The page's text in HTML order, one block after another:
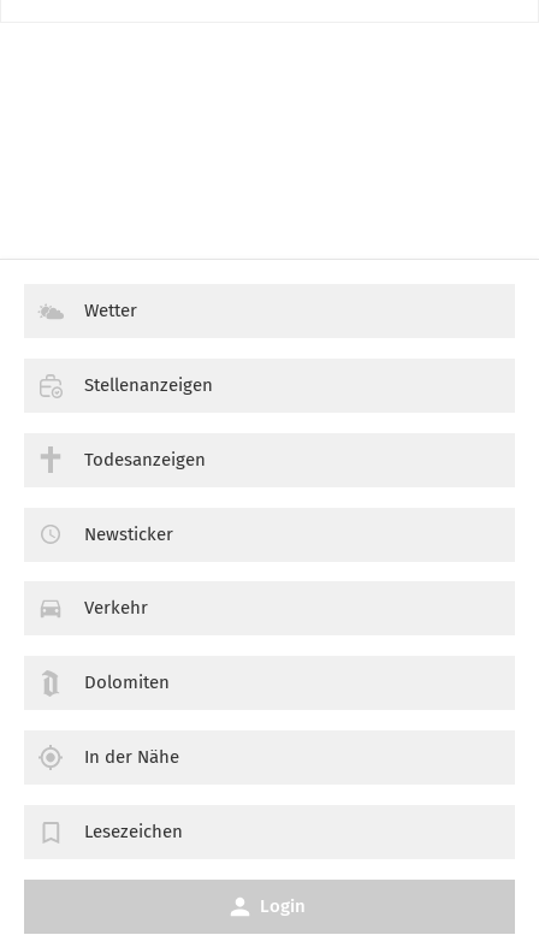
Wetter
Stellenanzeigen
Todesanzeigen
Newsticker
Verkehr
Dolomiten
In der Nähe
Lesezeichen
Login